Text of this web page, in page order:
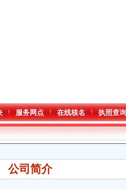
服务网点 在线核名 执照查询
公司简介